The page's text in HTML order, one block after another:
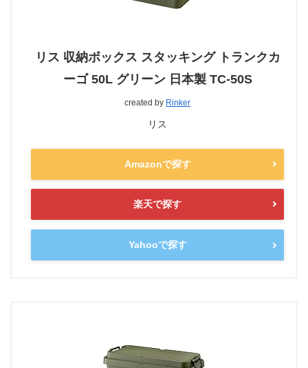
リス 収納ボックス スタッキング トランクカ
ーゴ 50L グリーン 日本製 TC-50S
created by Rinker
リス
Amazonで探す
楽天で探す
Yahooで探す